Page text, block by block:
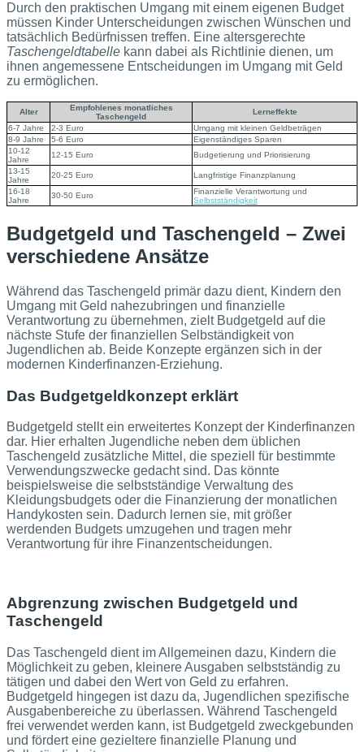
Durch den praktischen Umgang mit einem eigenen Budget
müssen Kinder Unterscheidungen zwischen Wünschen und
tatsächlich Bedürfnissen treffen. Eine altersgerechte
Taschengeldtabelle kann dabei als Richtlinie dienen, um
ihnen angemessene Entscheidungen im Umgang mit Geld
zu ermöglichen.
Alter
Empfohlenes monatliches
Taschengeld
Lerneffekte
6-7 Jahre
2-3 Euro
Umgang mit kleinen Geldbeträgen
8-9 Jahre
5-6 Euro
Eigenständiges Sparen
10-12
Jahre
12-15 Euro
Budgetierung und Priorisierung
13-15
Jahre
20-25 Euro
Langfristige Finanzplanung
16-18
Jahre
30-50 Euro
Finanzielle Verantwortung und
Selbstständigkeit
Budgetgeld und Taschengeld – Zwei
verschiedene Ansätze
Während das Taschengeld primär dazu dient, Kindern den
Umgang mit Geld nahezubringen und finanzielle
Verantwortung zu übernehmen, zielt Budgetgeld auf die
nächste Stufe der finanziellen Selbständigkeit von
Jugendlichen ab. Beide Konzepte ergänzen sich in der
modernen Kinderfinanzen-Erziehung.
Das Budgetgeldkonzept erklärt
Budgetgeld stellt ein erweitertes Konzept der Kinderfinanzen
dar. Hier erhalten Jugendliche neben dem üblichen
Taschengeld zusätzliche Mittel, die speziell für bestimmte
Verwendungszwecke gedacht sind. Das könnte
beispielsweise die selbstständige Verwaltung des
Kleidungsbudgets oder die Finanzierung der monatlichen
Handykosten sein. Dadurch lernen sie, mit größer
werdenden Budgets umzugehen und tragen mehr
Verantwortung für ihre Finanzentscheidungen.
Abgrenzung zwischen Budgetgeld und
Taschengeld
Das Taschengeld dient im Allgemeinen dazu, Kindern die
Möglichkeit zu geben, kleinere Ausgaben selbstständig zu
tätigen und dabei den Wert von Geld zu erfahren.
Budgetgeld hingegen ist dazu da, Jugendlichen spezifische
Ausgabenbereiche zu überlassen. Während Taschengeld
frei verwendet werden kann, ist Budgetgeld zweckgebunden
und fördert eine gezieltere finanzielle Planung und